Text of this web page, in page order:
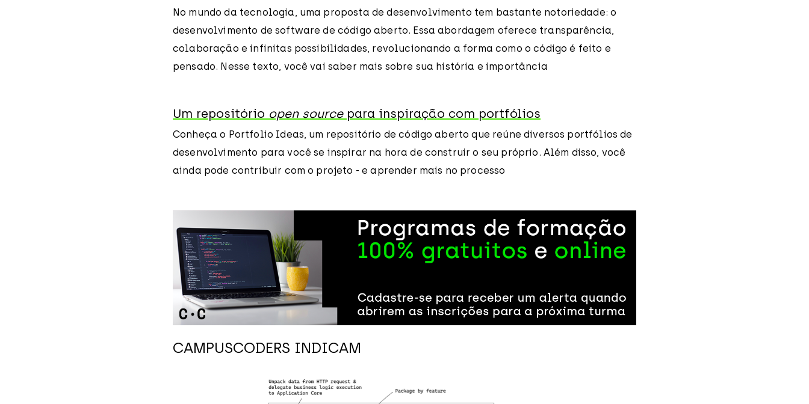
No mundo da tecnologia, uma proposta de desenvolvimento tem bastante notoriedade: o
desenvolvimento de software de código aberto. Essa abordagem oferece transparência,
colaboração e infinitas possibilidades, revolucionando a forma como o código é feito e
pensado. Nesse texto, você vai saber mais sobre sua história e importância
Um repositório open sourcepara inspiração com portfólios
Conheça o Portfolio Ideas, um repositório de código aberto que reúne diversos portfólios de
desenvolvimento para você se inspirar na hora de construir o seu próprio. Além disso, você
ainda pode contribuir com o projeto - e aprender mais no processo
CAMPUSCODERS INDICAM